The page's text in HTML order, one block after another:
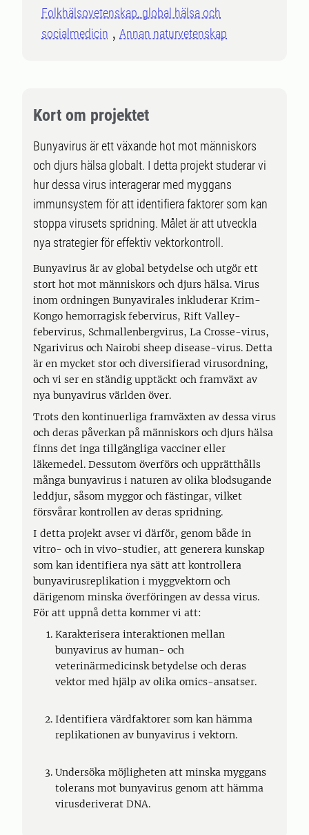
Folkhälsovetenskap, global hälsa och
socialmedicin
Annan naturvetenskap
Kort om projektet
Bunyavirus är ett växande hot mot människors
och djurs hälsa globalt. I detta projekt studerar vi
hur dessa virus interagerar med myggans
immunsystem för att identifiera faktorer som kan
stoppa virusets spridning. Målet är att utveckla
nya strategier för effektiv vektorkontroll.
Bunyavirus är av global betydelse och utgör ett
stort hot mot människors och djurs hälsa. Virus
inom ordningen Bunyavirales inkluderar Krim-
Kongo hemorragisk febervirus, Rift Valley-
febervirus, Schmallenbergvirus, La Crosse-virus,
Ngarivirus och Nairobi sheep disease-virus. Detta
är en mycket stor och diversifierad virusordning,
och vi ser en ständig upptäckt och framväxt av
nya bunyavirus världen över.
Trots den kontinuerliga framväxten av dessa virus
och deras påverkan på människors och djurs hälsa
finns det inga tillgängliga vacciner eller
läkemedel. Dessutom överförs och upprätthålls
många bunyavirus i naturen av olika blodsugande
leddjur, såsom myggor och fästingar, vilket
försvårar kontrollen av deras spridning.
I detta projekt avser vi därför, genom både in
vitro- och in vivo-studier, att generera kunskap
som kan identifiera nya sätt att kontrollera
bunyavirusreplikation i myggvektorn och
därigenom minska överföringen av dessa virus.
För att uppnå detta kommer vi att:
Karakterisera interaktionen mellan
bunyavirus av human- och
veterinärmedicinsk betydelse och deras
vektor med hjälp av olika omics-ansatser.
Identifiera värdfaktorer som kan hämma
replikationen av bunyavirus i vektorn.
Undersöka möjligheten att minska myggans
tolerans mot bunyavirus genom att hämma
virusderiverat DNA.